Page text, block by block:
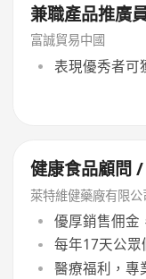
兼職產品推廣
富誠貿易中國
表現優秀者可
健康食品顧問
萊特維健藥廠有限公
優厚銷售佣金
每年17天公
醫療福利，專